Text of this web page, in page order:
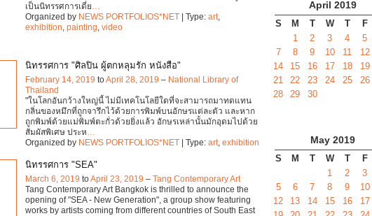
เป็นนิทรรศการเดี่ย
Organized by NEWS PORTFOLIOS*NET | Type: art
exhibition painting video
นิทรรศการ "ศิลปิน ผู้ตกหลุมรัก หนังสือ"
February 14, 2019 toApril 28, 2019 – National Library of
Thailand
"ในโลกอันกว้างใหญ่นี้ ไม่มีเทคโนโลยีใดที่จะสามารถมาทดแทน
กลิ่นของหมึกที่ถูกจารึกไว้ด้วยการพิมพ์บนอักษรแต่ละตัว และหาก
ถูกพิมพ์ด้วยแม่พิมพ์ตะกั่วด้วยยิ่งแล้ว อักษรเหล่านั้นมักอุดมไปด้วย
สัมผัสพิเศษ ประห…
Organized by NEWS PORTFOLIOS*NET | Type: art, exhibition
นิทรรศการ "SEA"
March 6, 2019 toApril 23, 2019 – Tang Contemporary Art
Tang Contemporary Art Bangkok is thrilled to announce the
opening of "SEA - New Generation", a group show featuring
works by artists coming from different countries of South East
April 2019
S M T W T F
1
2 3 4 5
7
8 9 10 11 12
14
15 16 17 18 19
21
22 23 24 25 26
28
29 30
May 2019
S M T W T F
1
2 3
5
6 7 8 9 10
12
13 14 15 16 17